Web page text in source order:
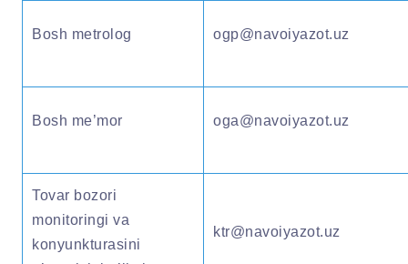
Bosh metrolog ogp@navoiyazot.uz
Bosh me’mor oga@navoiyazot.uz
Tovar bozori
monitoringi va
konyunkturasini
ktr@navoiyazot.uz